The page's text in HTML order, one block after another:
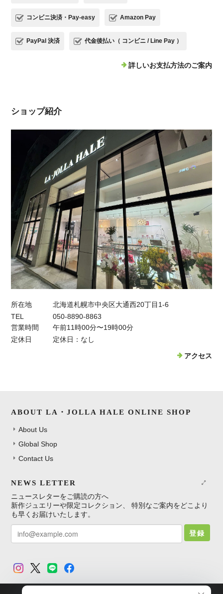
コンビニ決済・Pay-easy Amazon Pay
PayPal 決済 代金後払い（ コンビニ / Line Pay ）
詳しいお支払方法のご案内
ショップ紹介
所在地
北海道札幌市中央区大通西20丁目1-6
TEL
050-8890-8863
営業時間
午前11時00分〜19時00分
定休日
定休日：なし
アクセス
ABOUT LA・JOLLA HALE ONLINE SHOP
About Us
Global Shop
Contact Us
NEWS LETTER
ニュースレターをご購読の方へ
新作ジュエリーや限定コレクション、 特別なご案内をどこより
も早くお届けいたします。
登録